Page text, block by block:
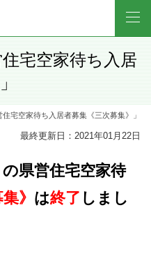
宅空家待ち入居
宅空家待ち入居者募集《三次募集》」
最終更新日：2021年01月22日
県営住宅空家待
》 は終了 しまし